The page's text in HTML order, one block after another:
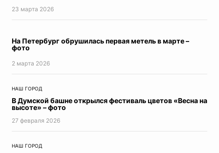
23 мартa 2026
На Петербург обрушилась первая метель в марте –
фото
2 мартa 2026
НАШ ГОРОД
В Думской башне открылся фестиваль цветов «Весна на
высоте» – фото
27 февраля 2026
НАШ ГОРОД
Будущее Петербурга
СТРАТЕГИЯ2026
ДневникиПобеды